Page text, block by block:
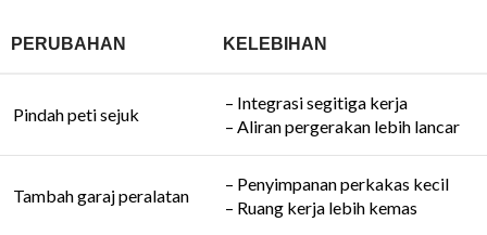
PERUBAHAN KELEBIHAN
Pindah peti sejuk
– Integrasi segitiga kerja
– Aliran pergerakan lebih lancar
Tambah garaj peralatan
– Penyimpanan perkakas kecil
– Ruang kerja lebih kemas